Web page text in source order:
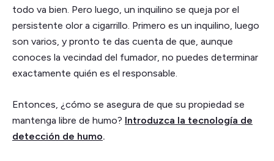
todo va bien. Pero luego, un inquilino se queja por el
persistente olor a cigarrillo. Primero es un inquilino, luego
son varios, y pronto te das cuenta de que, aunque
conoces la vecindad del fumador, no puedes determinar
exactamente quién es el responsable.
Entonces, ¿cómo se asegura de que su propiedad se
mantenga libre de humo? Introduzca la tecnología de
detección de humo.